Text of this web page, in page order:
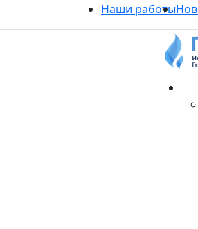
Наши работы